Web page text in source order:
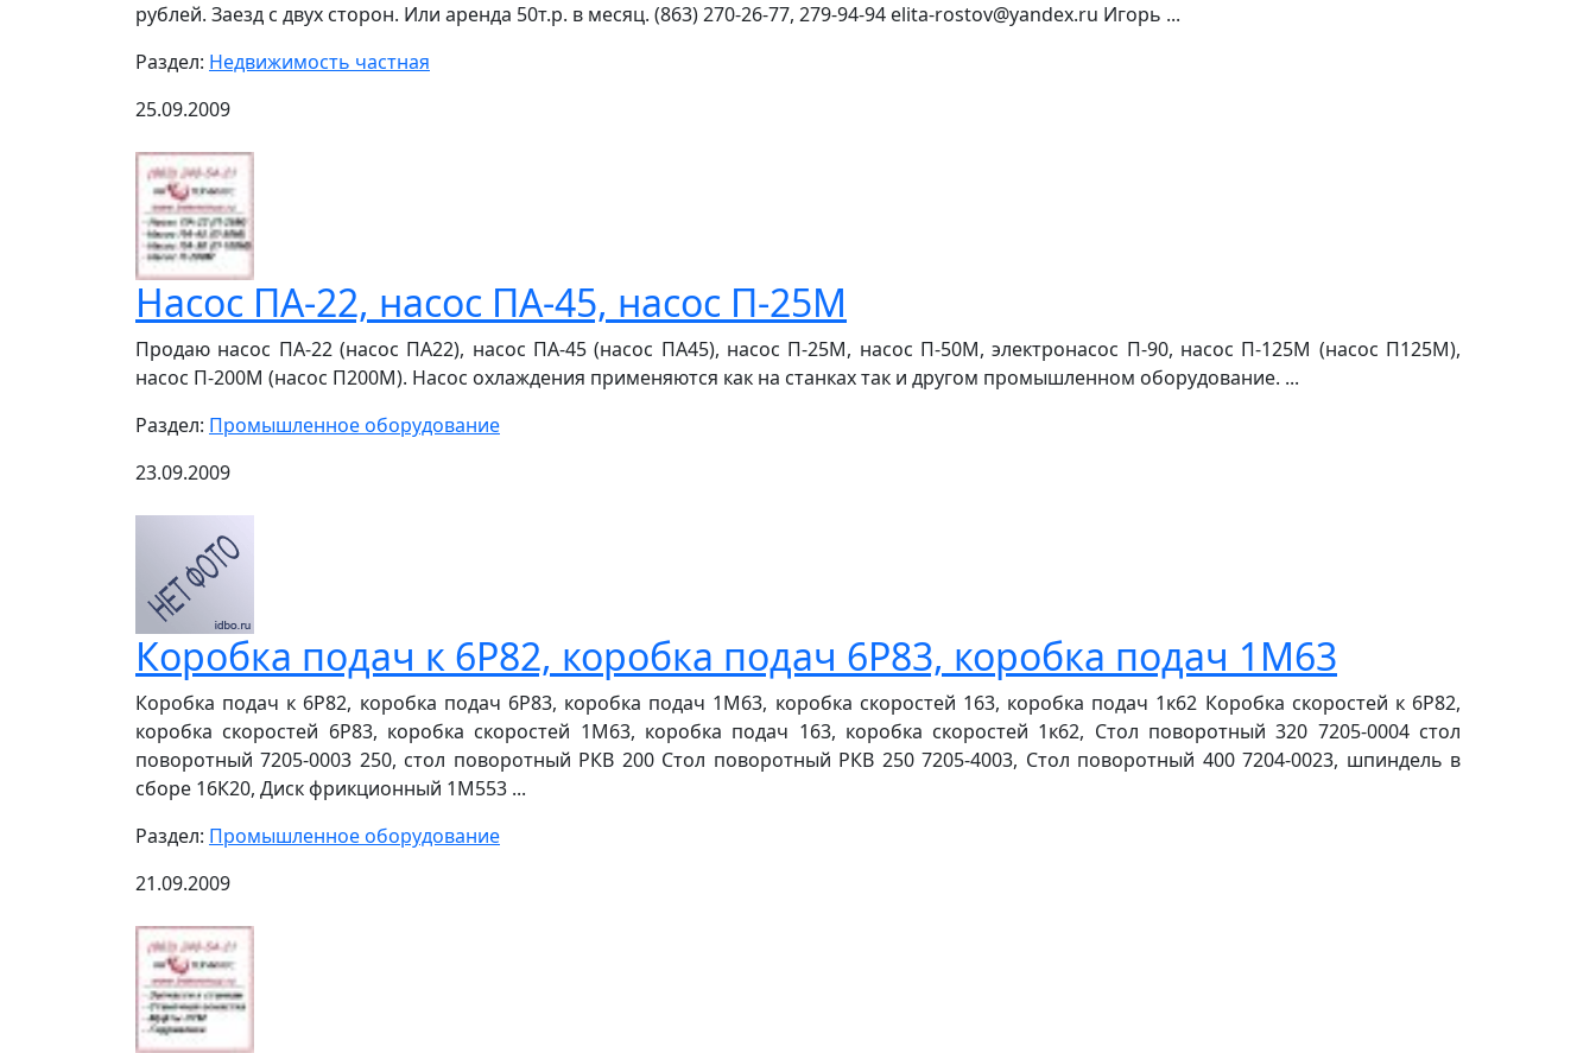
рублей. Заезд с двух сторон. Или аренда 50т.р. в месяц. (863) 270-26-77, 279-94-94 elita-rostov@yandex.ru Игорь ...
Раздел: Недвижимость частная
25.09.2009
Насос ПА-22, насос ПА-45, насос П-25М
Продаю насос ПА-22 (насос ПА22), насос ПА-45 (насос ПА45), насос П-25М, насос П-50М, электронасос П-90, насос П-125М (насос П125М),
насос П-200М (насос П200М). Насос охлаждения применяются как на станках так и другом промышленном оборудование. ...
Раздел: Промышленное оборудование
23.09.2009
Коробка подач к 6Р82, коробка подач 6Р83, коробка подач 1М63
Коробка подач к 6Р82, коробка подач 6Р83, коробка подач 1М63, коробка скоростей 163, коробка подач 1к62 Коробка скоростей к 6Р82,
коробка скоростей 6Р83, коробка скоростей 1М63, коробка подач 163, коробка скоростей 1к62, Стол поворотный 320 7205-0004 стол
поворотный 7205-0003 250, стол поворотный РКВ 200 Стол поворотный РКВ 250 7205-4003, Стол поворотный 400 7204-0023, шпиндель в
сборе 16К20, Диск фрикционный 1М553 ...
Раздел: Промышленное оборудование
21.09.2009